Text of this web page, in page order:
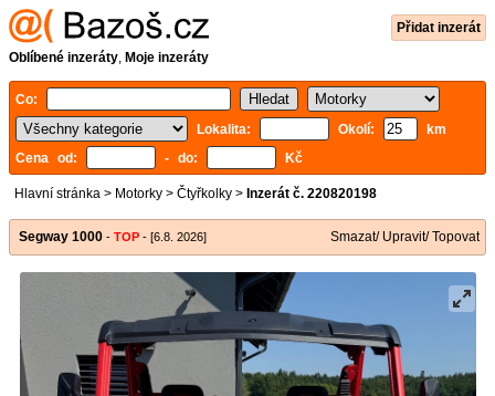
Přidat inzerát
Oblíbené inzeráty, Moje inzeráty
Co:
Lokalita:
Okolí:
km
Cena od:
- do: Kč
Hlavní stránka > Motorky > Čtyřkolky > Inzerát č. 220820198
Segway 1000 - TOP - [6.8. 2026] Smazat/ Upravit/ Topovat